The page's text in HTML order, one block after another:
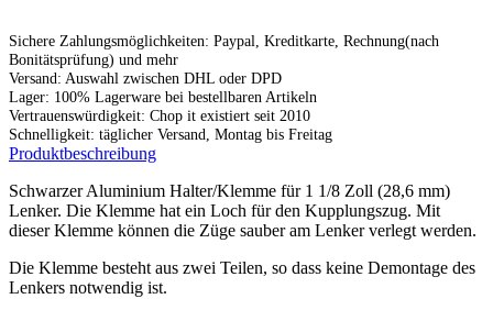
Sichere Zahlungsmöglichkeiten: Paypal, Kreditkarte, Rechnung(nach
Bonitätsprüfung) und mehr
Versand: Auswahl zwischen DHL oder DPD
Lager: 100% Lagerware bei bestellbaren Artikeln
Vertrauenswürdigkeit: Chop it existiert seit 2010
Schnelligkeit: täglicher Versand, Montag bis Freitag
Produktbeschreibung
Schwarzer Aluminium Halter/Klemme für 1 1/8 Zoll (28,6 mm)
Lenker. Die Klemme hat ein Loch für den Kupplungszug. Mit
dieser Klemme können die Züge sauber am Lenker verlegt werden.
Die Klemme besteht aus zwei Teilen, so dass keine Demontage des
Lenkers notwendig ist.